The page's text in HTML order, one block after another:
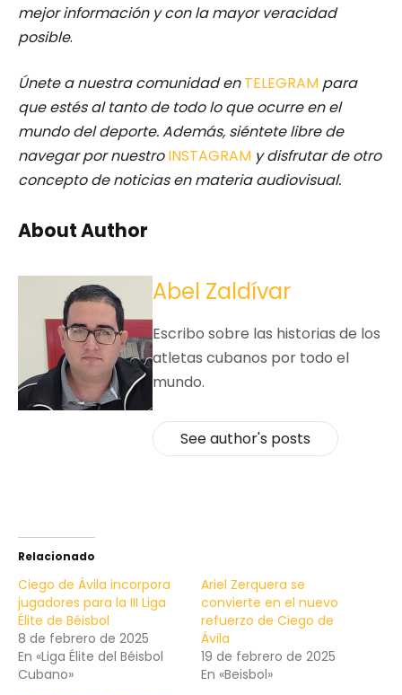
mejor información y con la mayor veracidad
posible.
Únete a nuestra comunidad enTELEGRAM para
que estés al tanto de todo lo que ocurre en el
mundo del deporte. Además, siéntete libre de
navegar por nuestro INSTAGRAM y disfrutar de otro
concepto de noticias en materia audiovisual.
About Author
Abel Zaldívar
Escribo sobre las historias de los
atletas cubanos por todo el
mundo.
See author's posts
Relacionado
Ciego de Ávila incorpora
jugadores para la III Liga
Élite de Béisbol
8 de febrero de 2025
En «Liga Élite del Béisbol
Cubano»
Ariel Zerquera se
convierte en el nuevo
refuerzo de Ciego de
Ávila
19 de febrero de 2025
En «Beisbol»